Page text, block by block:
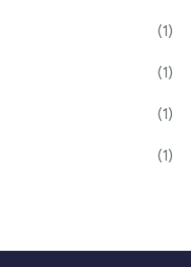
(1)
(1)
(1)
(1)